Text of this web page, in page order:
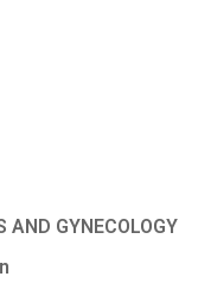
AND GYNECOLOGY